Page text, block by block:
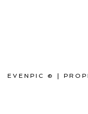
EVENPIC © |